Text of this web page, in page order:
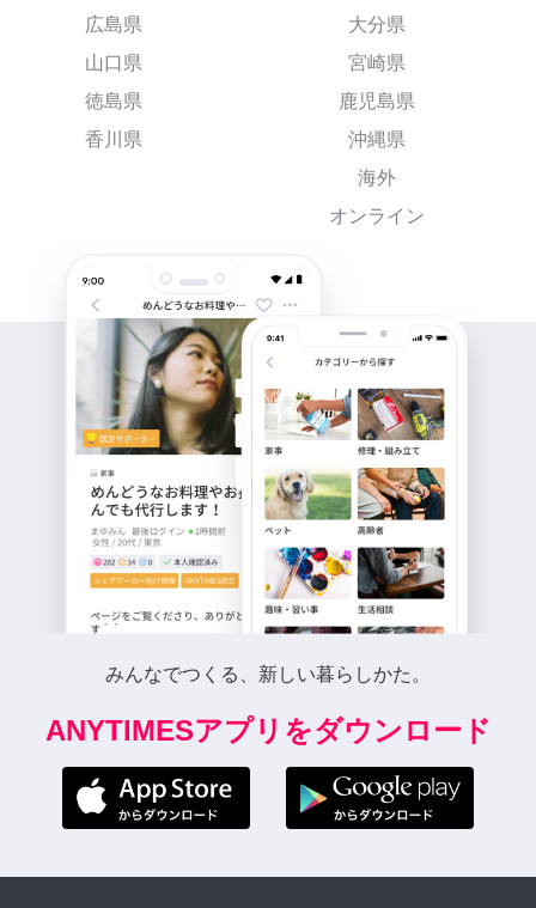
広島県
山口県
徳島県
香川県
大分県
宮崎県
鹿児島県
沖縄県
海外
オンライン
みんなでつくる、新しい暮らしかた。
ANYTIMESアプリをダウンロード